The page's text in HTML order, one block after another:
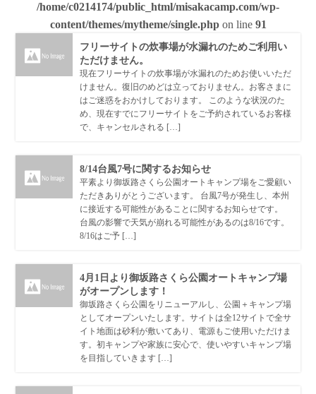
/home/c0214174/public_html/misakacamp.com/wp-
content/themes/mytheme/single.phpon line 91
フリーサイトの炊事場が水漏れのためご利用い
ただけません。
現在フリーサイトの炊事場が水漏れのためお使いいただ
けません。復旧のめどは立っておりません。お客さまに
はご迷惑をおかけしております。 このような状況のた
め、現在すでにフリーサイトをご予約されているお客様
で、キャンセルされる […]
8/14台風7号に関するお知らせ
平素より御坂路さくら公園オートキャンプ場をご愛顧い
ただきありがとうございます。 台風7号が発生し、本州
に接近する可能性があることに関するお知らせです。
台風の影響で天気が崩れる可能性があるのは8/16です。
8/16はご予 […]
4月1日より御坂路さくら公園オートキャンプ場
がオープンします！
御坂路さくら公園をリニューアルし、公園＋キャンプ場
としてオープンいたします。サイトは全12サイトで全サ
イト地面は砂利が敷いてあり、電源もご使用いただけま
す。初キャンプや家族に安心で、使いやすいキャンプ場
を目指していきます […]